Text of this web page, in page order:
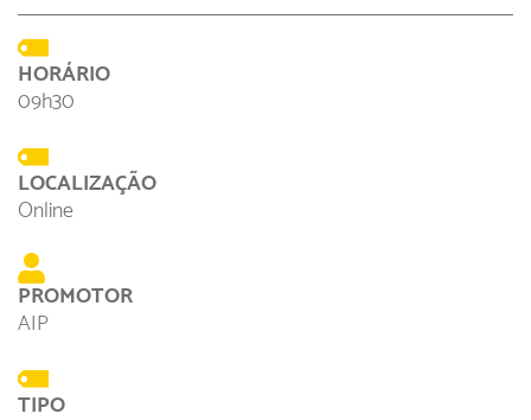
HORÁRIO
09h30
LOCALIZAÇÃO
Online
PROMOTOR
AIP
TIPO